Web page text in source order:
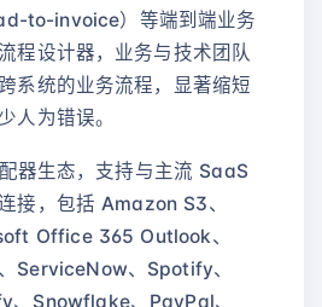
to-invoice）等端到端业务
程设计器，业务与技术团队
系统的业务流程，显著缩短
人为错误。
器生态，支持与主流 SaaS
接，包括 Amazon S3、
Office 365 Outlook、
ServiceNow、Spotify、
Snowflake、PayPal、